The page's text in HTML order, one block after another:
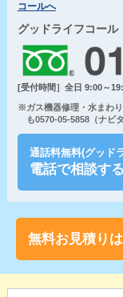
コールへ
グッドライフコール
[受付時間］全日 9:00～
※ガス機器修理・水まわ
も0570-05-5858（ナビ
通話料無料(グッド
電話で相談する
無料お見積り